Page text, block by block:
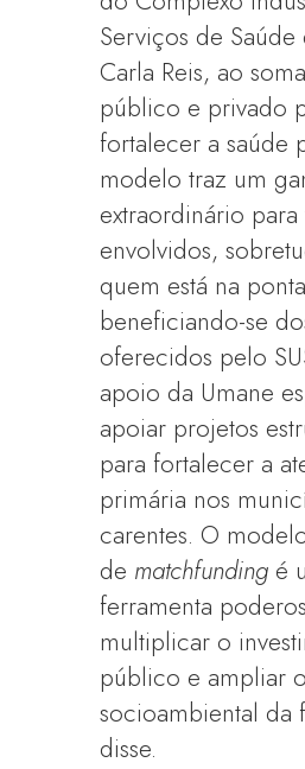
Serviços de Saúde
Carla Reis, ao
público e privado
fortalecer a saúde
modelo traz um
extraordinário
envolvidos,
quem está na
beneficiando-se
oferecidos pelo
apoio da Umane
apoiar projetos
para fortalecer a
primária nos
carentes. O
de matchfunding é
ferramenta
multiplicar o
público e ampliar
socioambiental da
disse.